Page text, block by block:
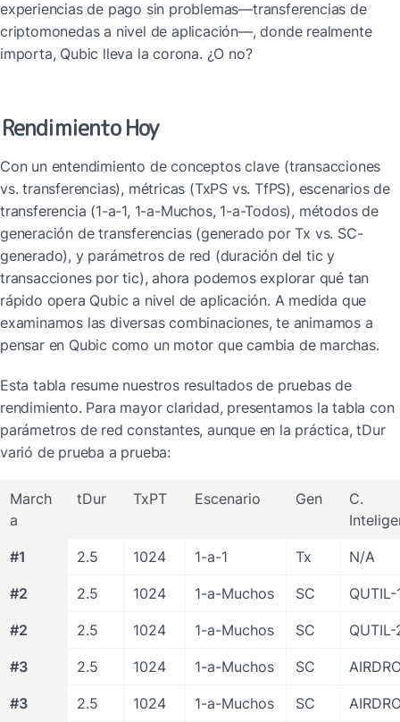
experiencias de pago sin problemas—transferencias de
criptomonedas a nivel de aplicación—, donde realmente
importa, Qubic lleva la corona. ¿O no?
Rendimiento Hoy
Con un entendimiento de conceptos clave (transacciones
vs. transferencias), métricas (TxPS vs. TfPS), escenarios de
transferencia (1-a-1, 1-a-Muchos, 1-a-Todos), métodos de
generación de transferencias (generado por Tx vs. SC-
generado), y parámetros de red (duración del tic y
transacciones por tic), ahora podemos explorar qué tan
rápido opera Qubic a nivel de aplicación. A medida que
examinamos las diversas combinaciones, te animamos a
pensar en Qubic como un motor que cambia de marchas.
Esta tabla resume nuestros resultados de pruebas de
rendimiento. Para mayor claridad, presentamos la tabla con
parámetros de red constantes, aunque en la práctica, tDur
varió de prueba a prueba:
March
a
tDur TxPT Escenario Gen
C.
#1 2.5 1024 1-a-1 Tx N/A
#2 2.5 1024 1-a-Muchos SC QUTIL-
#2 2.5 1024 1-a-Muchos SC QUTIL-
#3 2.5 1024 1-a-Muchos SC
#3 2.5 1024 1-a-Muchos SC